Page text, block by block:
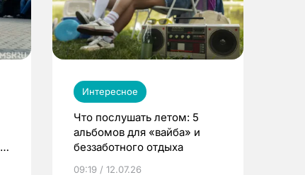
Интересное
Что послушать летом: 5
альбомов для «вайба» и
беззаботного отдыха
09:19 / 12.07.26